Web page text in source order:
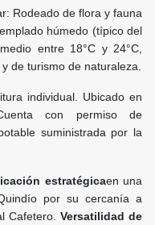
Rodeado de flora y fauna
húmedo (típico del
entre 18°C y 24°C,
de turismo de naturaleza.
individual. Ubicado en
con permiso de
suministrada por la
estratégicaen una
por su cercanía a
Cafetero.Versatilidad de